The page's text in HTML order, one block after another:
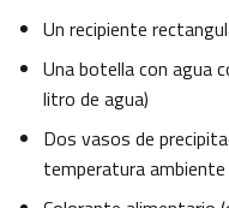
Un recipiente
Una botella con agua
litro de agua)
Dos vasos de
temperatura ambiente